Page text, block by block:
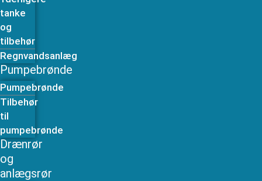
tanke
og
tilbehør
Regnvandsanlæg
Pumpebrønde
Pumpebrønde
Tilbehør
til
pumpebrønde
Drænrør
og
anlægsrør